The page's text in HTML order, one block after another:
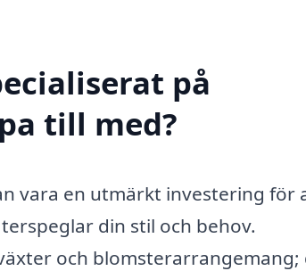
på
till med?
vara en utmärkt investering för
din stil och behov.
och blomsterarrangemang;